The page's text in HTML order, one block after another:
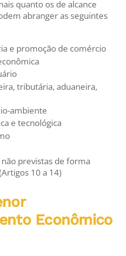
quanto os de alcance
abranger as seguintes
e promoção de comércio
tributária, aduaneira,
ambiente
e tecnológica
previstas de forma
10 a 14)
Econômico